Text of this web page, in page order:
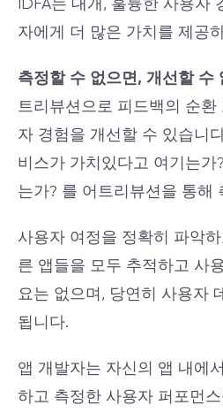
자에게 더 많은 가치를 제공
측정할 수 없으면, 개선할 수
트리뷰션으로 피드백의 순
자 경험을 개선할 수 있습니
비스가 가치있다고 여기는
는가? 를 어트리뷰션을 통해
사용자 여정을 정확히 파악
른 앱들을 모두 추적하고 사
요는 없으며, 당연히 사용자
됩니다.
앱 개발자는 자신의 앱 내에
하고 측정한 사용자 퍼포먼